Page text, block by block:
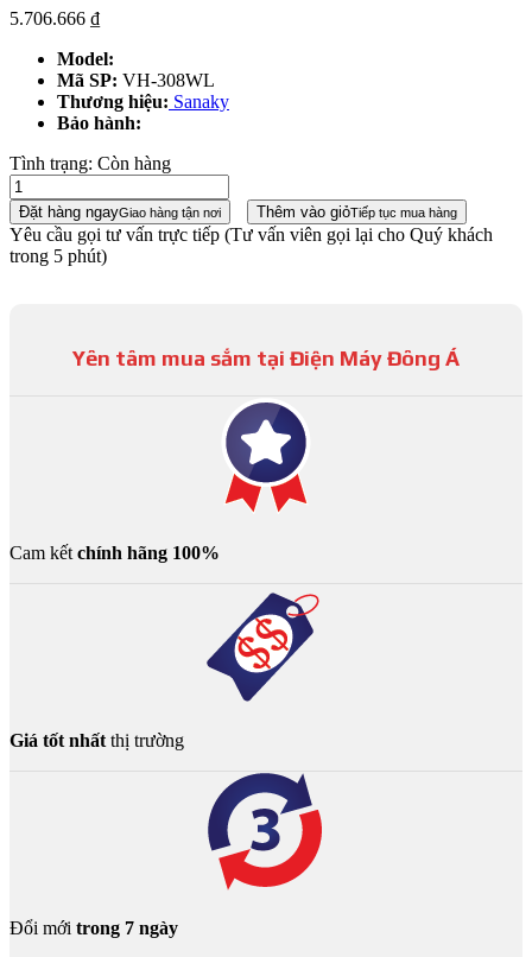
5.706.666 ₫
Model:
Mã SP: VH-308WL
Thương hiệu: Sanaky
Bảo hành:
Tình trạng: Còn hàng
Đặt hàng ngayGiao hàng tận nơi Thêm vào giỏTiếp tục mua hàng
Yêu cầu gọi tư vấn trực tiếp (Tư vấn viên gọi lại cho Quý khách
trong 5 phút)
Yên tâm mua sắm tại Điện Máy Đông Á
Cam kết chính hãng 100%
Giá tốt nhất thị trường
Đổi mới trong 7 ngày